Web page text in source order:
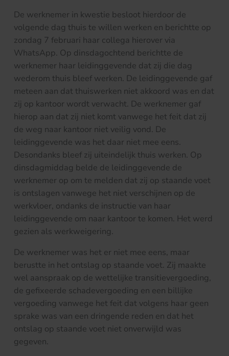
De werknemer in kwestie besloot hierdoor de
volgende dag thuis te willen werken en berichtte op
zondag 7 februari haar collega hierover via
WhatsApp. Op dinsdagochtend berichtte de
werknemer haar leidinggevende dat zij die dag
wederom thuis bleef werken. De leidinggevende gaf
meteen aan dat thuiswerken niet akkoord was en dat
zij op kantoor wordt verwacht. De werknemer gaf
hierop aan dat zij niet komt vanwege het feit dat zij
de weg naar kantoor niet veilig vond. De
leidinggevende was het daar niet mee eens.
Desondanks bleef zij uiteindelijk thuis werken. Op
dinsdagmiddag belde de leidinggevende de
werknemer op om te melden dat zij op staande voet
is ontslagen vanwege het niet verschijnen op de
werkvloer, ondanks de instructie van haar
leidinggevende om naar kantoor te komen. Het werd
gezien als werkweigering.
De werknemer was het er niet mee eens, maar
berustte in het ontslag op staande voet. Zij maakte
wel aanspraak op de wettelijke transitievergoeding,
de gefixeerde schadevergoeding en een billijke
vergoeding vanwege het feit dat volgens haar geen
sprake was van een dringende reden en dat het
ontslag op staande voet niet onverwijld was
gegeven.